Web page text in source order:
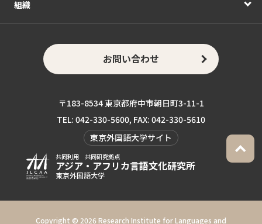
組織
お問い合わせ
〒183-8534 東京都府中市朝日町3-11-1
TEL: 042-330-5600, FAX: 042-330-5610
東京外国語大学サイト
共同利用 共同研究拠点
アジア・アフリカ言語文化研究所
東京外国語大学
Copyright © 2026 Research Institute for Languages and